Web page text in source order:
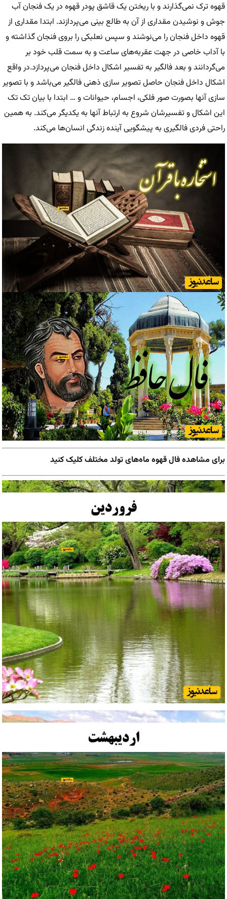
قهوه ترک نمی‌گذارند و با ریختن یک قاشق پودر قهوه در یک فنجان آب
جوش و نوشیدن مقداری از آن به طالع بینی می‌پردازند. ابتدا مقداری از
قهوه داخل فنجان را می‌نوشند و سپس نعلبکی را بروی فنجان گذاشته و
با آداب خاصی در جهت عقربه‌های ساعت و به سمت قلب خود بر
می‌گردانند و بعد فالگیر به تفسیر اشکال داخل فنجان می‌پردازد.در واقع
اشکال داخل فنجان حاصل تصویر سازی ذهنی فالگیر می‌باشد و با تصویر
سازی آنها بصورت صور فلکی، اجسام، حیوانات و … ابتدا با بیان تک تک
این اشکال و تفسیرشان شروع به ارتباط آنها به یکدیگر می‌کند. به همین
راحتی فردی فالگیری به پیشگویی آینده زندگی انسان‌ها می‌کند.
برای مشاهده فال قهوه ماه‌های تولد مختلف کلیک کنید